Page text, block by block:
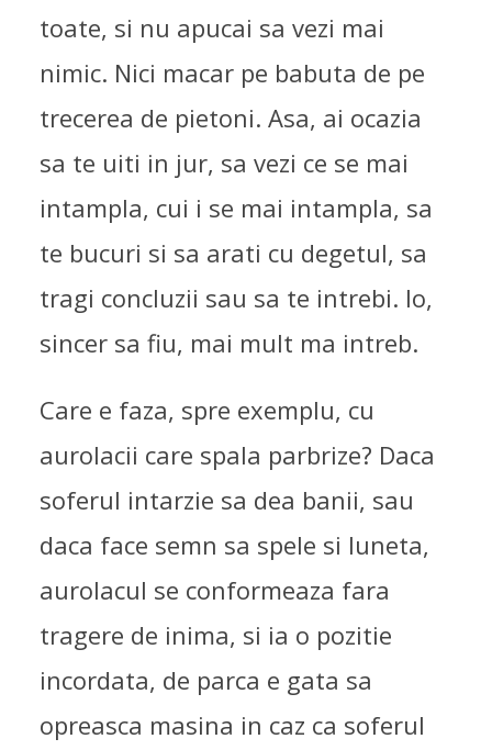
toate, si nu apucai sa vezi mai
nimic. Nici macar pe babuta de pe
trecerea de pietoni. Asa, ai ocazia
sa te uiti in jur, sa vezi ce se mai
intampla, cui i se mai intampla, sa
te bucuri si sa arati cu degetul, sa
tragi concluzii sau sa te intrebi. Io,
sincer sa fiu, mai mult ma intreb.
Care e faza, spre exemplu, cu
aurolacii care spala parbrize? Daca
soferul intarzie sa dea banii, sau
daca face semn sa spele si luneta,
aurolacul se conformeaza fara
tragere de inima, si ia o pozitie
incordata, de parca e gata sa
opreasca masina in caz ca soferul